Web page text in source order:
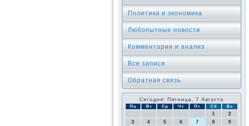
Политика и экономика
Любопытные новости
Комментарии и анализ
Все записи
Обратная связь
Сегодня: Пятница, 7 Августа
Пн Вт Ср Чт Пт Сб Вс
1
2
3
4 5 6 7 8
9